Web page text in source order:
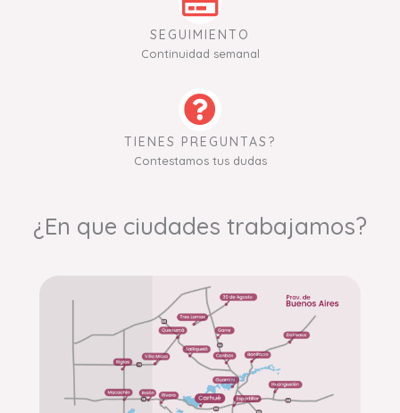
SEGUIMIENTO
Continuidad semanal
TIENES PREGUNTAS?
Contestamos tus dudas
¿En que ciudades trabajamos?